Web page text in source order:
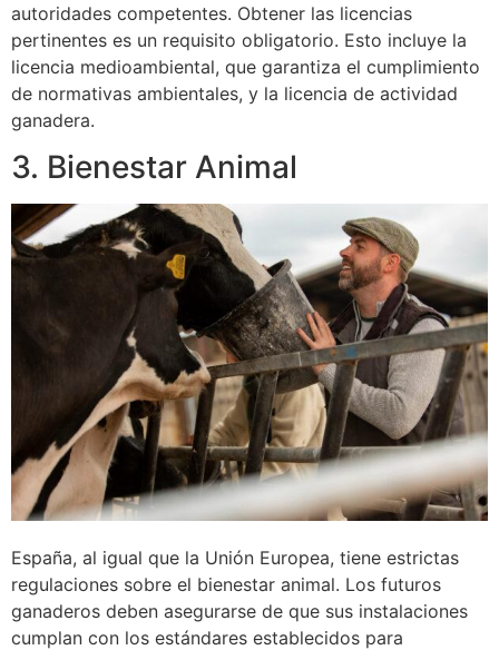
autoridades competentes. Obtener las licencias
pertinentes es un requisito obligatorio. Esto incluye la
licencia medioambiental, que garantiza el cumplimiento
de normativas ambientales, y la licencia de actividad
ganadera.
3. Bienestar Animal
España, al igual que la Unión Europea, tiene estrictas
regulaciones sobre el bienestar animal. Los futuros
ganaderos deben asegurarse de que sus instalaciones
cumplan con los estándares establecidos para